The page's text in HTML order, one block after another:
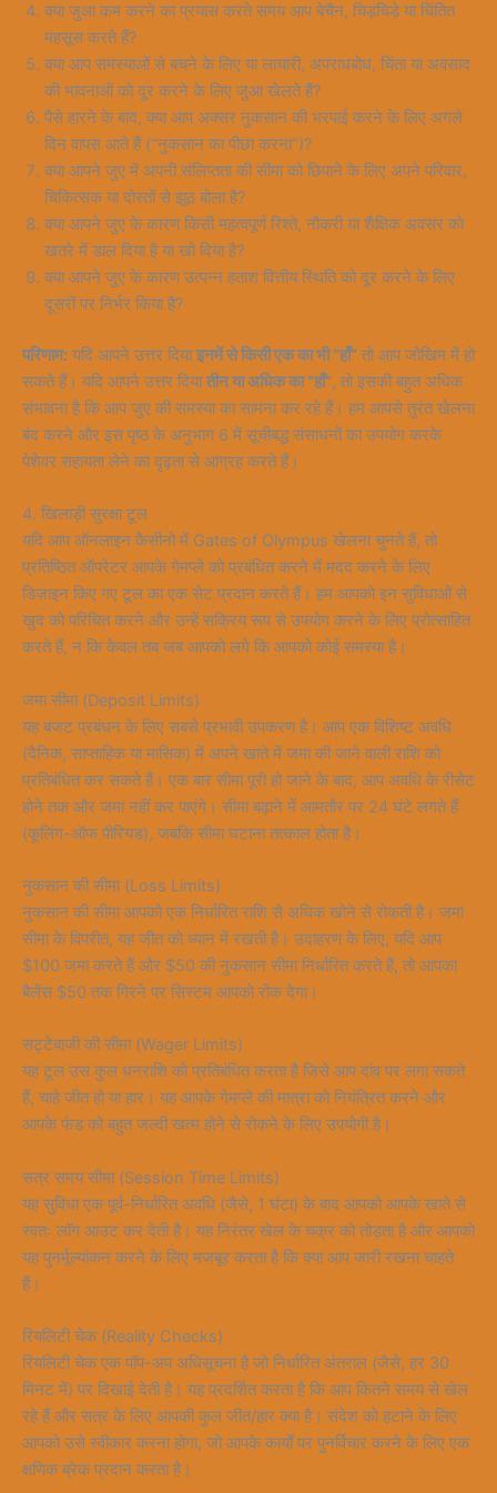
क्या जुआ कम करने का प्रयास करते समय आप बेचैन, चिड़चिड़े या चिंतित
महसूस करते हैं?
क्या आप समस्याओं से बचने के लिए या लाचारी, अपराधबोध, चिंता या अवसाद
की भावनाओं को दूर करने के लिए जुआ खेलते हैं?
पैसे हारने के बाद, क्या आप अक्सर नुकसान की भरपाई करने के लिए अगले
दिन वापस आते हैं (“नुकसान का पीछा करना”)?
क्या आपने जुए में अपनी संलिप्तता की सीमा को छिपाने के लिए अपने परिवार,
चिकित्सक या दोस्तों से झूठ बोला है?
क्या आपने जुए के कारण किसी महत्वपूर्ण रिश्ते, नौकरी या शैक्षिक अवसर को
खतरे में डाल दिया है या खो दिया है?
क्या आपने जुए के कारण उत्पन्न हताश वित्तीय स्थिति को दूर करने के लिए
दूसरों पर निर्भर किया है?
परिणाम: यदि आपने उत्तर दियाइनमें से किसी एक का भी “हाँ” तो आप जोखिम में हो
सकते हैं। यदि आपने उत्तर दियातीन या अधिक का “हाँ”, तो इसकी बहुत अधिक
संभावना है कि आप जुए की समस्या का सामना कर रहे हैं। हम आपसे तुरंत खेलना
बंद करने और इस पृष्ठ के अनुभाग 6 में सूचीबद्ध संसाधनों का उपयोग करके
पेशेवर सहायता लेने का दृढ़ता से आग्रह करते हैं।
4. खिलाड़ी सुरक्षा टूल
यदि आप ऑनलाइन कैसीनो में Gates of Olympus खेलना चुनते हैं, तो
प्रतिष्ठित ऑपरेटर आपके गेमप्ले को प्रबंधित करने में मदद करने के लिए
डिज़ाइन किए गए टूल का एक सेट प्रदान करते हैं। हम आपको इन सुविधाओं से
खुद को परिचित करने और उन्हें सक्रिय रूप से उपयोग करने के लिए प्रोत्साहित
करते हैं, न कि केवल तब जब आपको लगे कि आपको कोई समस्या है।
जमा सीमा (Deposit Limits)
यह बजट प्रबंधन के लिए सबसे प्रभावी उपकरण है। आप एक विशिष्ट अवधि
(दैनिक, साप्ताहिक या मासिक) में अपने खाते में जमा की जाने वाली राशि को
प्रतिबंधित कर सकते हैं। एक बार सीमा पूरी हो जाने के बाद, आप अवधि के रीसेट
होने तक और जमा नहीं कर पाएंगे। सीमा बढ़ाने में आमतौर पर 24 घंटे लगते हैं
(कूलिंग-ऑफ पीरियड), जबकि सीमा घटाना तत्काल होता है।
नुकसान की सीमा (Loss Limits)
नुकसान की सीमा आपको एक निर्धारित राशि से अधिक खोने से रोकती है। जमा
सीमा के विपरीत, यह जीत को ध्यान में रखती है। उदाहरण के लिए, यदि आप
$100 जमा करते हैं और $50 की नुकसान सीमा निर्धारित करते हैं, तो आपका
बैलेंस $50 तक गिरने पर सिस्टम आपको रोक देगा।
सट्टेबाजी की सीमा (Wager Limits)
यह टूल उस कुल धनराशि को प्रतिबंधित करता है जिसे आप दांव पर लगा सकते
हैं, चाहे जीत हो या हार। यह आपके गेमप्ले की मात्रा को नियंत्रित करने और
आपके फंड को बहुत जल्दी खत्म होने से रोकने के लिए उपयोगी है।
सत्र समय सीमा (Session Time Limits)
यह सुविधा एक पूर्व-निर्धारित अवधि (जैसे, 1 घंटा) के बाद आपको आपके खाते से
स्वतः लॉग आउट कर देती है। यह निरंतर खेल के चक्र को तोड़ता है और आपको
यह पुनर्मूल्यांकन करने के लिए मजबूर करता है कि क्या आप जारी रखना चाहते
हैं।
रियलिटी चेक (Reality Checks)
रियलिटी चेक एक पॉप-अप अधिसूचना है जो निर्धारित अंतराल (जैसे, हर 30
मिनट में) पर दिखाई देती है। यह प्रदर्शित करता है कि आप कितने समय से खेल
रहे हैं और सत्र के लिए आपकी कुल जीत/हार क्या है। संदेश को हटाने के लिए
आपको उसे स्वीकार करना होगा, जो आपके कार्यों पर पुनर्विचार करने के लिए एक
क्षणिक ब्रेक प्रदान करता है।